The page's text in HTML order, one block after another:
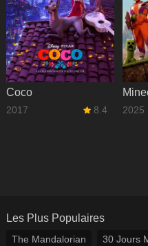
Coco
2017 8.4 2025
Les Plus Populaires
The Mandalorian 30 Jours